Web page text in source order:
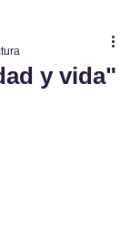
y vida"